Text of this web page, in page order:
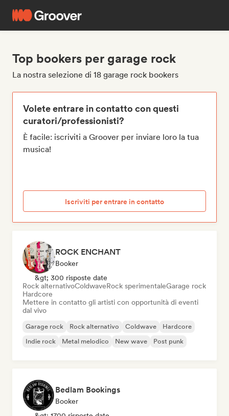
Top bookers per garage rock
La nostra selezione di 18 garage rock bookers
Volete entrare in contatto con questi
curatori/professionisti?
È facile: iscriviti a Groover per inviare loro la tua
musica!
Iscriviti per entrare in contatto
ROCK ENCHANT
Booker
&gt; 300 risposte date
Rock alternativoColdwaveRock sperimentaleGarage rock
Hardcore
Mettere in contatto gli artisti con opportunità di eventi
dal vivo
Garage rock Rock alternativo Coldwave
Hardcore
Indie rock
Metal melodico New wave Post punk
Bedlam Bookings
Booker